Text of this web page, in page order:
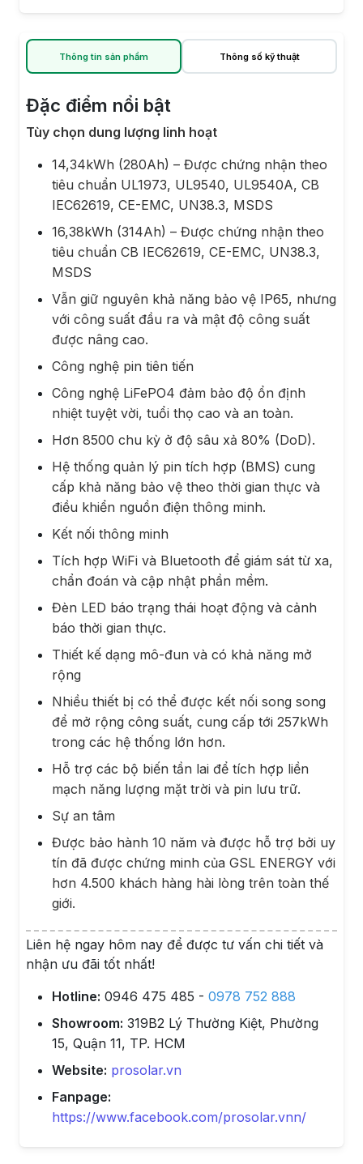
Thông tin sản phẩm Thông số kỹ thuật
Đặc điểm nổi bật
Tùy chọn dung lượng linh hoạt
14,34kWh (280Ah) – Được chứng nhận theo
tiêu chuẩn UL1973, UL9540, UL9540A, CB
IEC62619, CE-EMC, UN38.3, MSDS
16,38kWh (314Ah) – Được chứng nhận theo
tiêu chuẩn CB IEC62619, CE-EMC, UN38.3,
MSDS
Vẫn giữ nguyên khả năng bảo vệ IP65, nhưng
với công suất đầu ra và mật độ công suất
được nâng cao.
Công nghệ pin tiên tiến
Công nghệ LiFePO4 đảm bảo độ ổn định
nhiệt tuyệt vời, tuổi thọ cao và an toàn.
Hơn 8500 chu kỳ ở độ sâu xả 80% (DoD).
Hệ thống quản lý pin tích hợp (BMS) cung
cấp khả năng bảo vệ theo thời gian thực và
điều khiển nguồn điện thông minh.
Kết nối thông minh
Tích hợp WiFi và Bluetooth để giám sát từ xa,
chẩn đoán và cập nhật phần mềm.
Đèn LED báo trạng thái hoạt động và cảnh
báo thời gian thực.
Thiết kế dạng mô-đun và có khả năng mở
rộng
Nhiều thiết bị có thể được kết nối song song
để mở rộng công suất, cung cấp tới 257kWh
trong các hệ thống lớn hơn.
Hỗ trợ các bộ biến tần lai để tích hợp liền
mạch năng lượng mặt trời và pin lưu trữ.
Sự an tâm
Được bảo hành 10 năm và được hỗ trợ bởi uy
tín đã được chứng minh của GSL ENERGY với
hơn 4.500 khách hàng hài lòng trên toàn thế
giới.
Liên hệ ngay hôm nay để được tư vấn chi tiết và
nhận ưu đãi tốt nhất!
Hotline: 0946 475 485 - 0978 752 888
Showroom: 319B2 Lý Thường Kiệt, Phường
15, Quận 11, TP. HCM
Website: prosolar.vn
Fanpage:
https://www.facebook.com/prosolar.vnn/